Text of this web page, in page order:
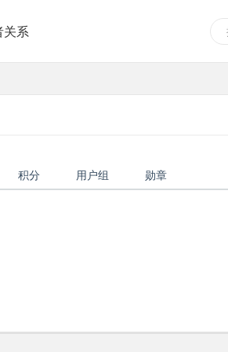
关系
积分 用户组 勋章